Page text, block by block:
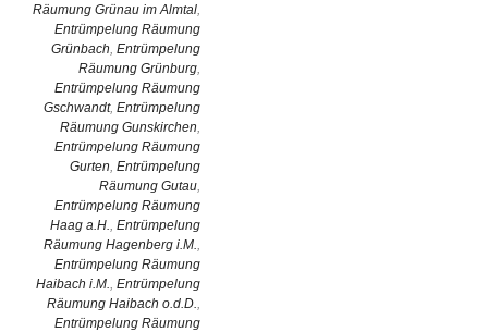
Räumung Grünau im Almtal,
Entrümpelung Räumung
Grünbach, Entrümpelung
Räumung Grünburg,
Entrümpelung Räumung
Gschwandt, Entrümpelung
Räumung Gunskirchen,
Entrümpelung Räumung
Gurten, Entrümpelung
Räumung Gutau,
Entrümpelung Räumung
Haag a.H., Entrümpelung
Räumung Hagenberg i.M.,
Entrümpelung Räumung
Haibach i.M., Entrümpelung
Räumung Haibach o.d.D.,
Entrümpelung Räumung